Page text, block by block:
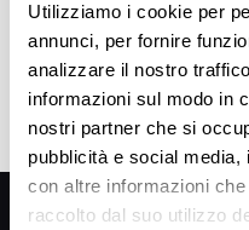
Utilizziamo i cookie per
annunci, per fornire
analizzare il nostro
informazioni sul modo in
nostri partner che si
pubblicità e social media,
con altre informazioni
raccolto dal suo utilizzo
Privacy Policy